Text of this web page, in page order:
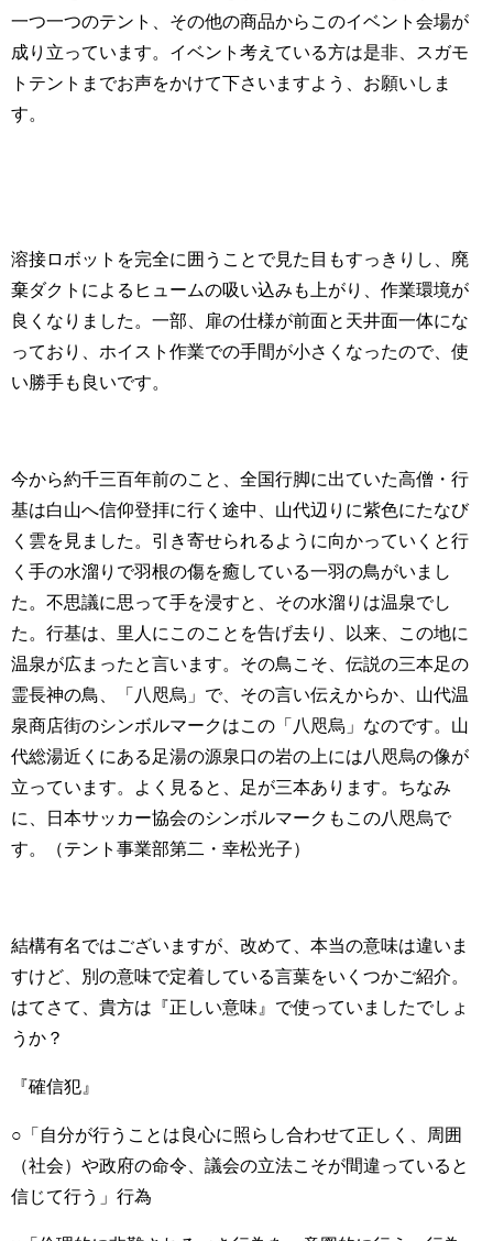
一つ一つのテント、その他の商品からこのイベント会場が
成り立っています。イベント考えている方は是非、スガモ
トテントまでお声をかけて下さいますよう、お願いしま
す。
溶接ロボットを完全に囲うことで見た目もすっきりし、廃
棄ダクトによるヒュームの吸い込みも上がり、作業環境が
良くなりました。一部、扉の仕様が前面と天井面一体にな
っており、ホイスト作業での手間が小さくなったので、使
い勝手も良いです。
今から約千三百年前のこと、全国行脚に出ていた高僧・行
基は白山へ信仰登拝に行く途中、山代辺りに紫色にたなび
く雲を見ました。引き寄せられるように向かっていくと行
く手の水溜りで羽根の傷を癒している一羽の鳥がいまし
た。不思議に思って手を浸すと、その水溜りは温泉でし
た。行基は、里人にこのことを告げ去り、以来、この地に
温泉が広まったと言います。その鳥こそ、伝説の三本足の
霊長神の鳥、「八咫烏」で、その言い伝えからか、山代温
泉商店街のシンボルマークはこの「八咫烏」なのです。山
代総湯近くにある足湯の源泉口の岩の上には八咫烏の像が
立っています。よく見ると、足が三本あります。ちなみ
に、日本サッカー協会のシンボルマークもこの八咫烏で
す。（テント事業部第二・幸松光子）
結構有名ではございますが、改めて、本当の意味は違いま
すけど、別の意味で定着している言葉をいくつかご紹介。
はてさて、貴方は『正しい意味』で使っていましたでしょ
うか？
『確信犯』
○「自分が行うことは良心に照らし合わせて正しく、周囲
（社会）や政府の命令、議会の立法こそが間違っていると
信じて行う」行為